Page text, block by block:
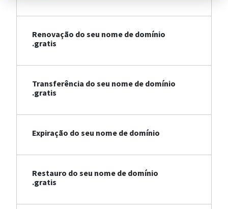
Renovação do seu nome de domínio
.gratis
Transferência do seu nome de domínio
.gratis
Expiração do seu nome de domínio
Restauro do seu nome de domínio
.gratis